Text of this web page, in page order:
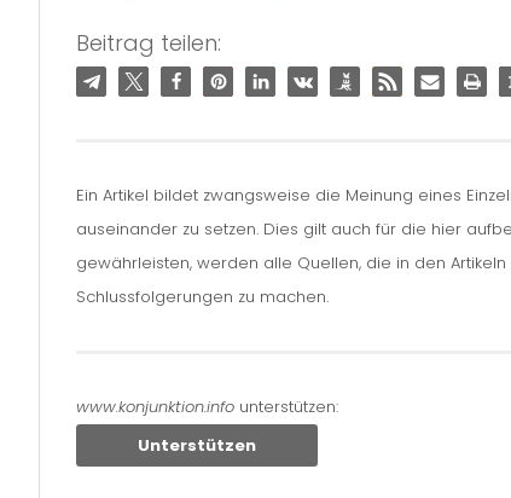
Beitrag teilen:
Ein Artikel bildet zwangsweise die Meinung eines
auseinander zu setzen. Dies gilt auch für die hier
gewährleisten, werden alle Quellen, die in den
Schlussfolgerungen zu machen.
www.konjunktion.info unterstützen:
Unterstützen